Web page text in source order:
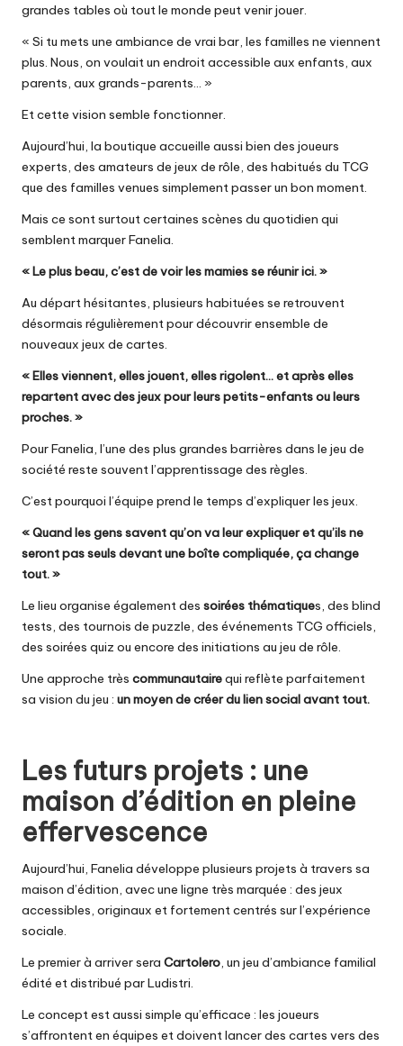
grandes tables où tout le monde peut venir jouer.
« Si tu mets une ambiance de vrai bar, les familles ne viennent
plus. Nous, on voulait un endroit accessible aux enfants, aux
parents, aux grands-parents… »
Et cette vision semble fonctionner.
Aujourd’hui, la boutique accueille aussi bien des joueurs
experts, des amateurs de jeux de rôle, des habitués du TCG
que des familles venues simplement passer un bon moment.
Mais ce sont surtout certaines scènes du quotidien qui
semblent marquer Fanelia.
« Le plus beau, c’est de voir les mamies se réunir ici. »
Au départ hésitantes, plusieurs habituées se retrouvent
désormais régulièrement pour découvrir ensemble de
nouveaux jeux de cartes.
« Elles viennent, elles jouent, elles rigolent… et après elles
repartent avec des jeux pour leurs petits-enfants ou leurs
proches. »
Pour Fanelia, l’une des plus grandes barrières dans le jeu de
société reste souvent l’apprentissage des règles.
C’est pourquoi l’équipe prend le temps d’expliquer les jeux.
« Quand les gens savent qu’on va leur expliquer et qu’ils ne
seront pas seuls devant une boîte compliquée, ça change
tout. »
Le lieu organise également des soirées thématiques, des blind
tests, des tournois de puzzle, des événements TCG officiels,
des soirées quiz ou encore des initiations au jeu de rôle.
Une approche très communautairequi reflète parfaitement
sa vision du jeu : un moyen de créer du lien social avant tout.
Les futurs projets : une
maison d’édition en pleine
effervescence
Aujourd’hui, Fanelia développe plusieurs projets à travers sa
maison d’édition, avec une ligne très marquée : des jeux
accessibles, originaux et fortement centrés sur l’expérience
sociale.
Le premier à arriver sera Cartolero, un jeu d’ambiance familial
édité et distribué par Ludistri.
Le concept est aussi simple qu’efficace : les joueurs
s’affrontent en équipes et doivent lancer des cartes vers des